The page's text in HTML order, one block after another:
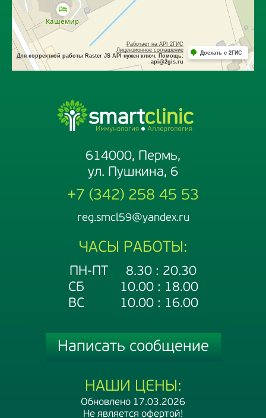
614000, Пермь,
ул. Пушкина, 6
+7 (342) 258 45 53
reg.smcl59@yandex.ru
ЧАСЫ РАБОТЫ:
ПН-ПТ 8.30 : 20.30
СБ 10.00 : 18.00
ВС 10.00 : 16.00
Написать сообщение
НАШИ ЦЕНЫ:
Обновлено 17.03.2026
Не является офертой!